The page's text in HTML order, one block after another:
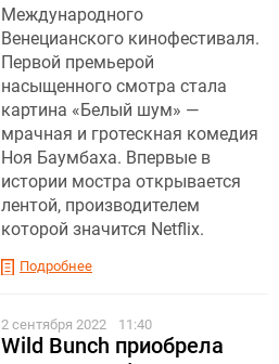
Международного
Венецианского кинофестиваля.
Первой премьерой
насыщенного смотра стала
картина «Белый шум» —
мрачная и гротескная комедия
Ноя Баумбаха. Впервые в
истории мостра открывается
лентой, производителем
которой значится Netflix.
Подробнее
2 сентября 2022 11:40
Wild Bunch приобрела